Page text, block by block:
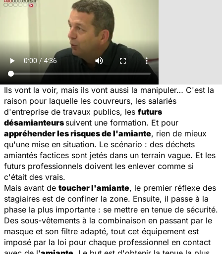
Ils vont la voir, mais ils vont aussi la manipuler… C'est la
raison pour laquelle les couvreurs, les salariés
d'entreprise de travaux publics, les futurs
désamianteurs suivent une formation. Et pour
appréhender les risques de l'amiante, rien de mieux
qu'une mise en situation. Le scénario : des déchets
amiantés factices sont jetés dans un terrain vague. Et les
futurs professionnels doivent les enlever comme si
c'était des vrais.
Mais avant de toucher l'amiante, le premier réflexe des
stagiaires est de confiner la zone. Ensuite, il passe à la
phase la plus importante : se mettre en tenue de sécurité.
Des sous-vêtements à la combinaison en passant par le
masque et son filtre adapté, tout cet équipement est
imposé par la loi pour chaque professionnel en contact